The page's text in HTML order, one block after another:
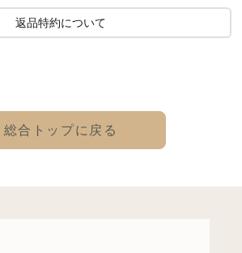
返品特約について
総合トップに戻る